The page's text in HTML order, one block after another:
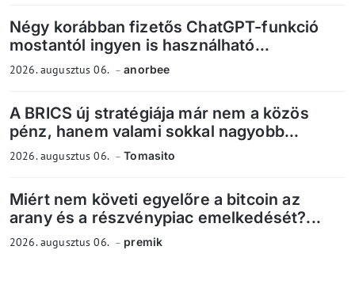
Négy korábban fizetős ChatGPT-funkció
mostantól ingyen is használható...
2026. augusztus 06. anorbee
A BRICS új stratégiája már nem a közös
pénz, hanem valami sokkal nagyobb...
2026. augusztus 06. Tomasito
Miért nem követi egyelőre a bitcoin az
arany és a részvénypiac emelkedését?...
2026. augusztus 06. premik